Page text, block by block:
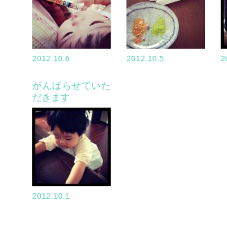
2012.10.6 2012.10.5
がんばらせていた
だきます
2012.10.1